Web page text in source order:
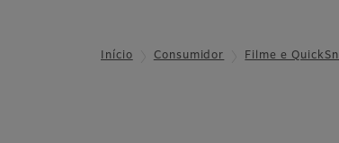
Início Consumidor Filme e